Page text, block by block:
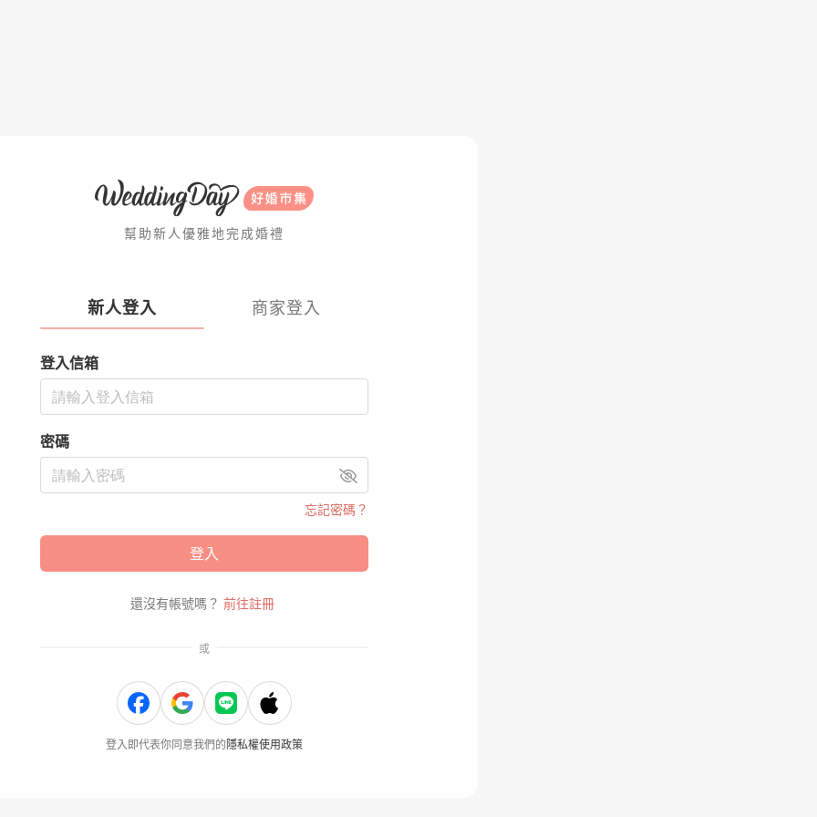
幫助新人優雅地完成婚禮
新人登入 商家登入
登入信箱
密碼
忘記密碼？
登入
還沒有帳號嗎？ 前往註冊
或
登入即代表你同意我們的 隱私權使用政策